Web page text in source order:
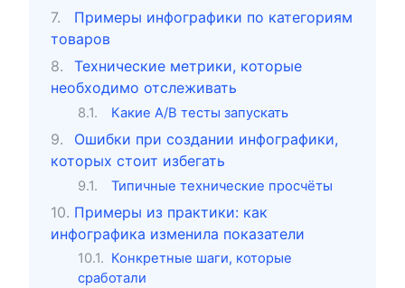
Примеры инфографики по категориям
товаров
Технические метрики, которые
необходимо отслеживать
Какие A/B тесты запускать
Ошибки при создании инфографики,
которых стоит избегать
Типичные технические просчёты
Примеры из практики: как
инфографика изменила показатели
Конкретные шаги, которые
сработали